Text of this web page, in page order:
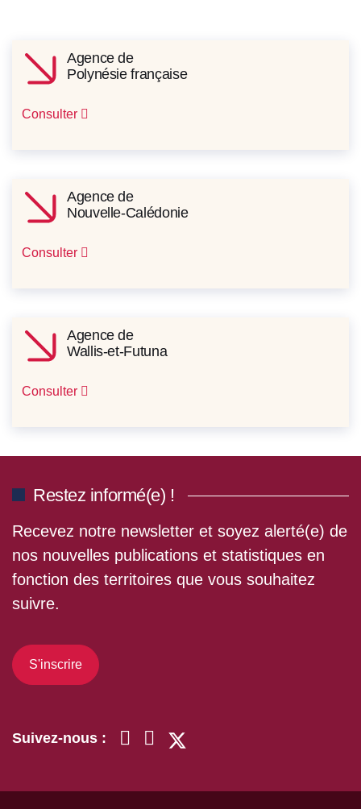
Agence de
Polynésie française
Consulter
Agence de
Nouvelle-Calédonie
Consulter
Agence de
Wallis-et-Futuna
Consulter
Restez informé(e) !
Recevez notre newsletter et soyez alerté(e) de
nos nouvelles publications et statistiques en
fonction des territoires que vous souhaitez
suivre.
S'inscrire
Suivez-nous :